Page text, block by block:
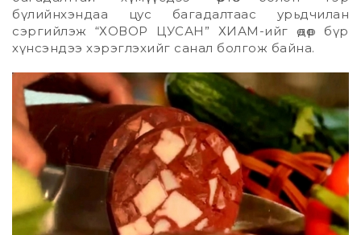
бүлийнхэндаа цус багадалтаас урьдчилан
сэргийлэж “ХОВОР ЦУСАН” ХИАМ-ийг өдөр бүр
хүнсэндээ хэрэглэхийг санал болгож байна.